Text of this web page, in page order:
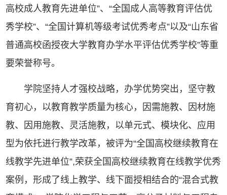
高校成人教育先进单位”、“全国成人高等教育评估优
秀学校”、“全国计算机等级考试优秀考点”以及“山东省
普通高校函授夜大学教育办学水平评估优秀学校”等重
要荣誉称号。
学院坚持人才强校战略，办学优势突出，坚守教
育初心，以教育教学质量为核心，因需施教、因材施
教、因用施教、灵活施教，以单元式、模块化、应用
型为依托进行教学改革，被评为“全国高校继续教育在
线教学先进单位”,荣获全国高校继续教育在线教学优秀
案例，形成了线上教学、线下面授相结合的“混合式教